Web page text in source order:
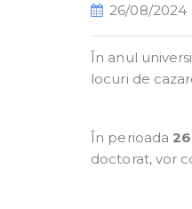
26/08/2024
În anul
locuri de
În perioada
doctorat, vor